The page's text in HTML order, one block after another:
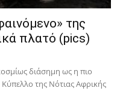
της
πλατό (pics)
διάσημη ως η πιο
της Νότιας Αφρικής